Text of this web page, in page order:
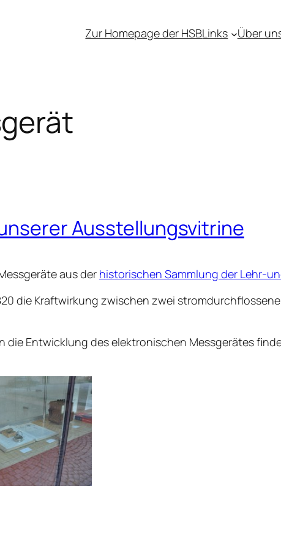
Zur Homepage der HSBLinks Über
Ausstellungsvitrine
aus der historischen Sammlung der Lehr-
die Kraftwirkung zwischen zwei
Entwicklung des elektronischen Messgerätes